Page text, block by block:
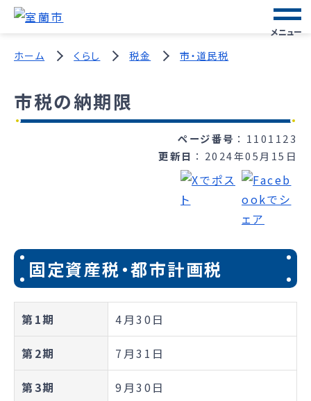
メニュー
ホーム くらし 税金 市・道民税
市税の納期限
ページ番号
1101123
更新日
2024年05月15日
固定資産税・都市計画税
第1期 4月30日
第2期 7月31日
第3期 9月30日